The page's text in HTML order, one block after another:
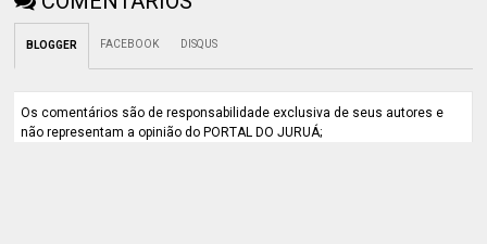
BLOGGER FACEBOOK DISQUS
Os comentários são de responsabilidade exclusiva de seus autores e
não representam a opinião do PORTAL DO JURUÁ;